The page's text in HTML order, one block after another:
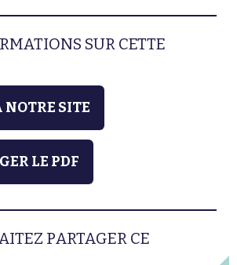
SUR CETTE
NOTRE SITE
LE PDF
PARTAGER CE